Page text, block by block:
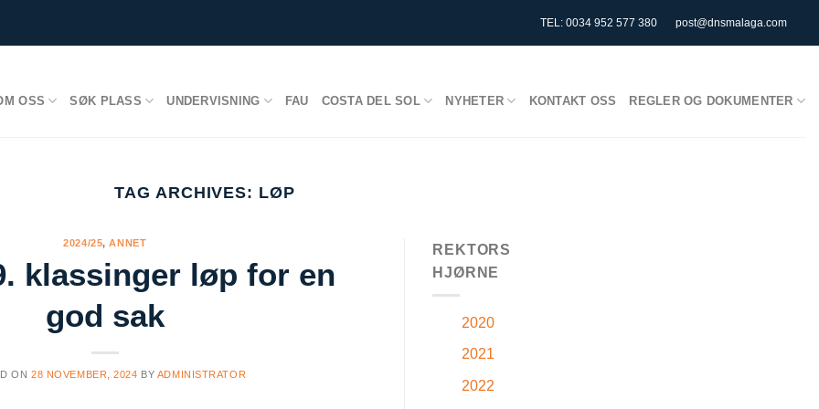
TEL: 0034 952 577 380 post@dnsmalaga.com
OSS SØK PLASS UNDERVISNING FAU COSTA DEL SOL NYHETER KONTAKT OSS REGLER OG DOKUMENTER
TAG ARCHIVES: LØP
2024/25,ANNET
klassinger løp for en
god sak
ON28 NOVEMBER, 2024 BY ADMINISTRATOR
REKTORS
HJØRNE
2020
2021
2022